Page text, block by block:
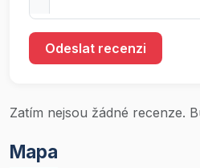
Odeslat recenzi
Zatím nejsou žádné recenze.
Mapa